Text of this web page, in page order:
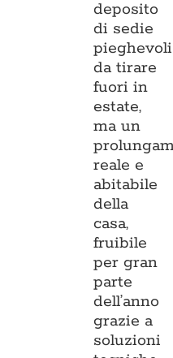
deposito
di sedie
pieghevoli
da tirare
fuori in
estate,
ma un
reale e
abitabile
della
casa,
fruibile
per gran
parte
dell’anno
grazie a
soluzioni